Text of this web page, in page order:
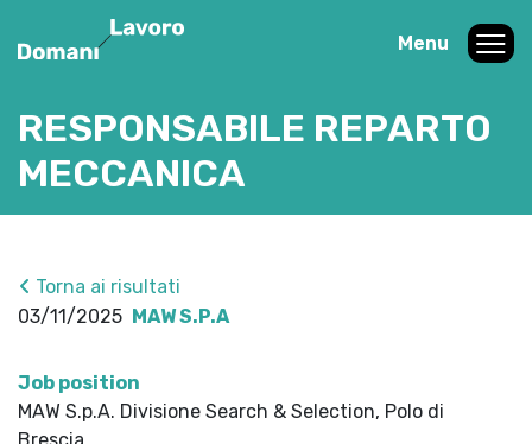
Menu
RESPONSABILE REPARTO
MECCANICA
Torna ai risultati
03/11/2025 MAW S.P.A
Job position
MAW S.p.A. Divisione Search & Selection, Polo di